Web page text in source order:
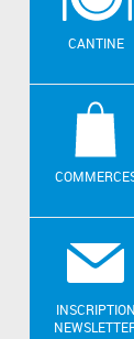
CANTINE
INSCRIPTION